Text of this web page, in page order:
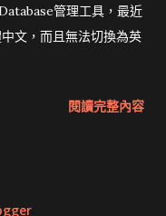
管理工具，最近
文，而且無法切換為英
閱讀完整內容